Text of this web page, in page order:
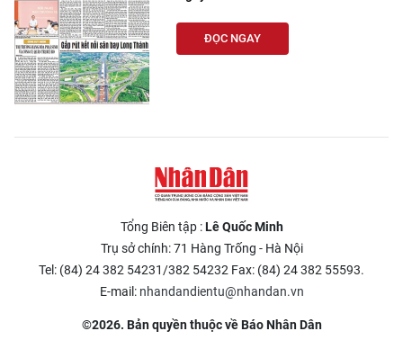
ĐỌC NGAY
Tổng Biên tập :Lê Quốc Minh
Trụ sở chính: 71 Hàng Trống - Hà Nội
Tel: (84) 24 382 54231/382 54232 Fax: (84) 24 382 55593.
E-mail: nhandandientu@nhandan.vn
©2026. Bản quyền thuộc về Báo Nhân Dân